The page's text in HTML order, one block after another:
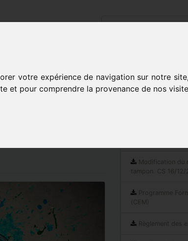
votre expérience de navigation sur notre
et pour comprendre la provenance de nos
Inscriptions Contact
Modification du
tampon. CS 16/12/
Programme
(CEM)
Règlement des